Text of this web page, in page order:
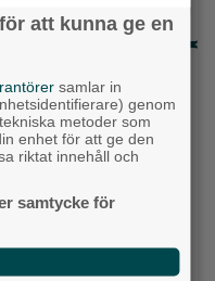
att kunna ge en
samlar in
genom
metoder som
enhet för att ge den
riktat innehåll och
samtycke för